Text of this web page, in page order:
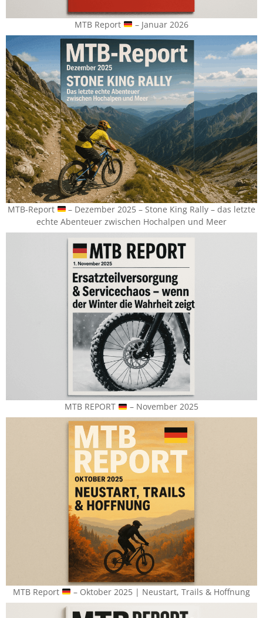
MTB Report – Januar 2026
MTB-Report
– Dezember 2025 – Stone King Rally – das letzte
echte Abenteuer zwischen Hochalpen und Meer
MTB REPORT – November 2025
MTB Report – Oktober 2025 | Neustart, Trails & Hoffnung